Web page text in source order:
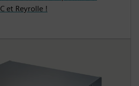
et Reyrolle !